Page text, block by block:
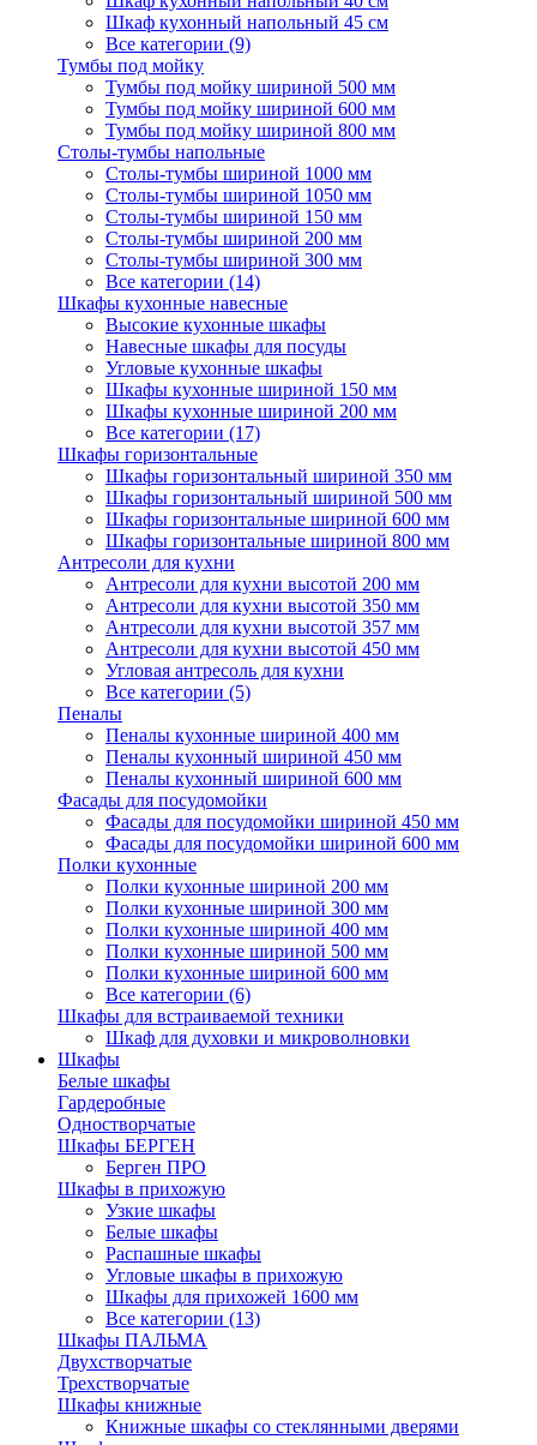
Шкаф кухонный напольный 45 см
Все категории (9)
Тумбы под мойку
Тумбы под мойку шириной 500 мм
Тумбы под мойку шириной 600 мм
Тумбы под мойку шириной 800 мм
Столы-тумбы напольные
Столы-тумбы шириной 1000 мм
Столы-тумбы шириной 1050 мм
Столы-тумбы шириной 150 мм
Столы-тумбы шириной 200 мм
Столы-тумбы шириной 300 мм
Все категории (14)
Шкафы кухонные навесные
Высокие кухонные шкафы
Навесные шкафы для посуды
Угловые кухонные шкафы
Шкафы кухонные шириной 150 мм
Шкафы кухонные шириной 200 мм
Все категории (17)
Шкафы горизонтальные
Шкафы горизонтальный шириной 350 мм
Шкафы горизонтальный шириной 500 мм
Шкафы горизонтальные шириной 600 мм
Шкафы горизонтальные шириной 800 мм
Антресоли для кухни
Антресоли для кухни высотой 200 мм
Антресоли для кухни высотой 350 мм
Антресоли для кухни высотой 357 мм
Антресоли для кухни высотой 450 мм
Угловая антресоль для кухни
Все категории (5)
Пеналы
Пеналы кухонные шириной 400 мм
Пеналы кухонный шириной 450 мм
Пеналы кухонный шириной 600 мм
Фасады для посудомойки
Фасады для посудомойки шириной 450 мм
Фасады для посудомойки шириной 600 мм
Полки кухонные
Полки кухонные шириной 200 мм
Полки кухонные шириной 300 мм
Полки кухонные шириной 400 мм
Полки кухонные шириной 500 мм
Полки кухонные шириной 600 мм
Все категории (6)
Шкафы для встраиваемой техники
Шкаф для духовки и микроволновки
Шкафы
Белые шкафы
Гардеробные
Одностворчатые
Шкафы БЕРГЕН
Берген ПРО
Шкафы в прихожую
Узкие шкафы
Белые шкафы
Распашные шкафы
Угловые шкафы в прихожую
Шкафы для прихожей 1600 мм
Все категории (13)
Шкафы ПАЛЬМА
Двухстворчатые
Трехстворчатые
Шкафы книжные
Книжные шкафы со стеклянными дверями